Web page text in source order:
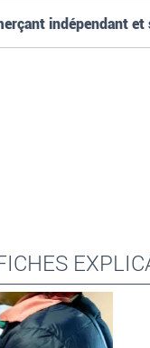
indépendant